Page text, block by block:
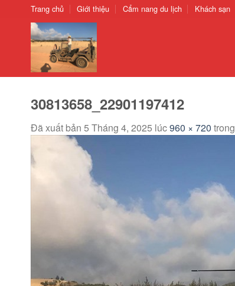
ChuyểnTrang chủ Giới thiệu Cẩm nang du lịch Khách sạn
30813658_22901197412
Đã xuất bản 5 Tháng 4, 2025 lúc960 × 720 trong